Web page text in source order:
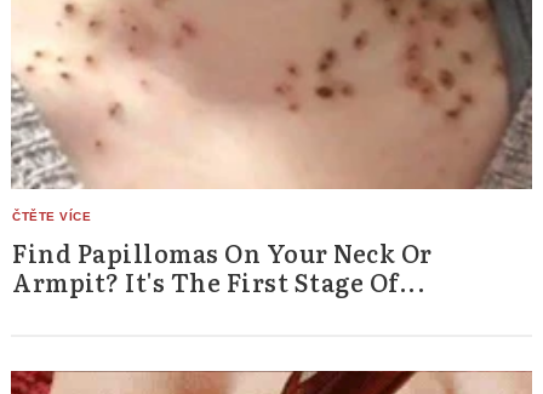
Find Papillomas On Your Neck Or
Armpit? It's The First Stage Of...